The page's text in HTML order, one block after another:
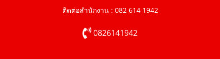
ติดต่อสำนักงาน : 082 614 1942
0826141942